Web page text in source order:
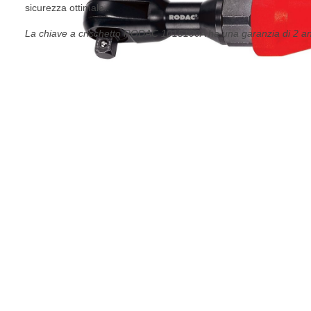
sicurezza ottimale.
La chiave a cricchetto RODAC 1015100A ha una garanzia di 2